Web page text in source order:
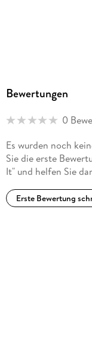
Bewertungen
0
Es wurden noch
Sie die erste
It" und helfen Sie
Erste Bewertung